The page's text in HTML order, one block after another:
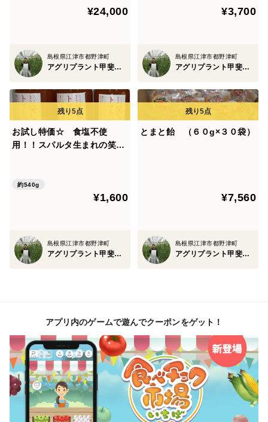
¥24,000
島根県江津市都野津町
アグリプラント甲斐の木
¥3,700
島根県江津市都野津町
アグリプラント甲斐の木
お試し特価☆ 食塩不使
用！！スパルタ生まれの笑ち
約540g
¥1,600
島根県江津市都野津町
アグリプラント甲斐の木
とまと飴 （６０g×３０袋）
¥7,560
島根県江津市都野津町
アグリプラント甲斐の木
アプリ内のゲームで遊んでクーポンをゲット！